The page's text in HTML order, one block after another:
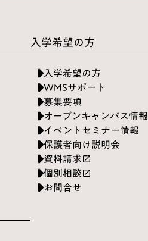
入学希望の方
入学希望の方
WMSサポート
募集要項
オープンキャンパス情報
イベントセミナー情報
保護者向け説明会
資料請求launch
個別相談launch
お問合せ